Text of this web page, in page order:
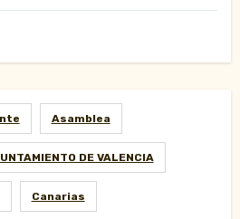
Asamblea
DE VALENCIA
Canarias